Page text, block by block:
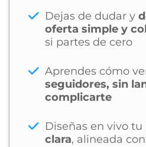
Dejas de dudar y
oferta simple y
si partes de cero
Aprendes cómo
seguidores, sin
complicarte
Diseñas en vivo tu
clara, alineada